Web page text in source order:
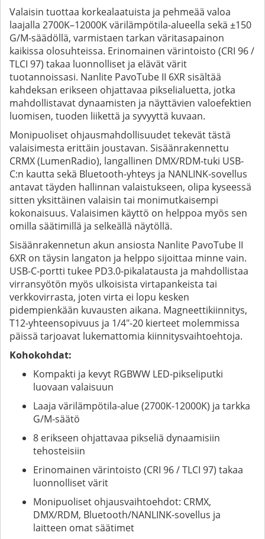
Valaisin tuottaa korkealaatuista ja pehmeää valoa
laajalla 2700K–12000K värilämpötila-alueella sekä ±150
G/M-säädöllä, varmistaen tarkan väritasapainon
kaikissa olosuhteissa. Erinomainen värintoisto (CRI 96 /
TLCI 97) takaa luonnolliset ja elävät värit
tuotannoissasi. Nanlite PavoTube II 6XR sisältää
kahdeksan erikseen ohjattavaa pikselialuetta, jotka
mahdollistavat dynaamisten ja näyttävien valoefektien
luomisen, tuoden liikettä ja syvyyttä kuvaan.
Monipuoliset ohjausmahdollisuudet tekevät tästä
valaisimesta erittäin joustavan. Sisäänrakennettu
CRMX (LumenRadio), langallinen DMX/RDM-tuki USB-
C:n kautta sekä Bluetooth-yhteys ja NANLINK-sovellus
antavat täyden hallinnan valaistukseen, olipa kyseessä
sitten yksittäinen valaisin tai monimutkaisempi
kokonaisuus. Valaisimen käyttö on helppoa myös sen
omilla säätimillä ja selkeällä näytöllä.
Sisäänrakennetun akun ansiosta Nanlite PavoTube II
6XR on täysin langaton ja helppo sijoittaa minne vain.
USB-C-portti tukee PD3.0-pikalatausta ja mahdollistaa
virransyötön myös ulkoisista virtapankeista tai
verkkovirrasta, joten virta ei lopu kesken
pidempienkään kuvausten aikana. Magneettikiinnitys,
T12-yhteensopivuus ja 1/4"-20 kierteet molemmissa
päissä tarjoavat lukemattomia kiinnitysvaihtoehtoja.
Kohokohdat:
Kompakti ja kevyt RGBWW LED-pikseliputki
luovaan valaisuun
Laaja värilämpötila-alue (2700K-12000K) ja tarkka
G/M-säätö
8 erikseen ohjattavaa pikseliä dynaamisiin
tehosteisiin
Erinomainen värintoisto (CRI 96 / TLCI 97) takaa
luonnolliset värit
Monipuoliset ohjausvaihtoehdot: CRMX,
DMX/RDM, Bluetooth/NANLINK-sovellus ja
laitteen omat säätimet